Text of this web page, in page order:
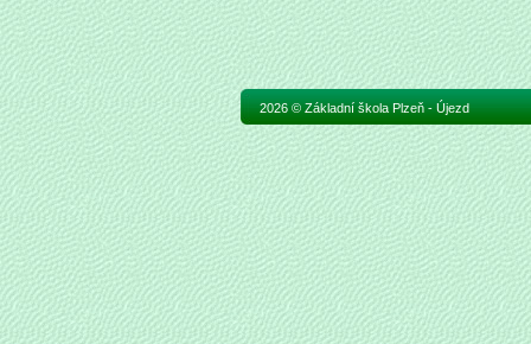
2026 © Základní škola Plzeň - Újezd